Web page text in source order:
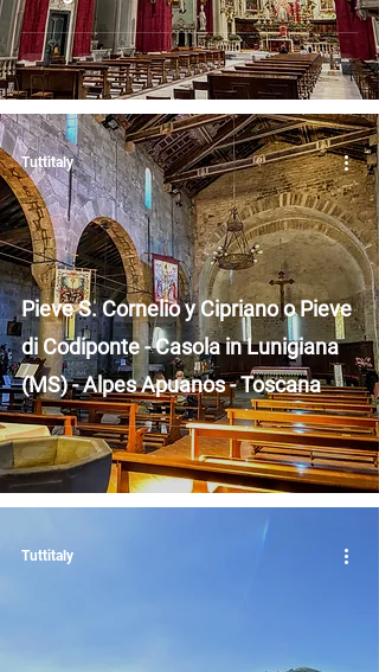
Pieve S. Cornelio y Cipriano o Pieve
di Codiponte - Casola in Lunigiana
(MS) - Alpes Apuanos - Toscana
Tuttitaly
Tuttitaly